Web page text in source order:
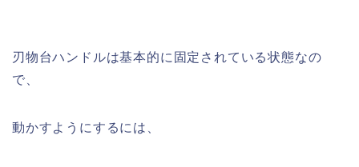
刃物台ハンドルは基本的に固定されている状態なの
で、
動かすようにするには、